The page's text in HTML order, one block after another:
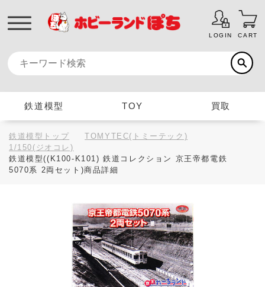
LOGIN CART
鉄道模型 TOY 買取
鉄道模型トップ
TOMYTEC(トミーテック)
1/150(ジオコレ)
鉄道模型((K100-K101) 鉄道コレクション 京王帝都電鉄
5070系 2両セット)商品詳細